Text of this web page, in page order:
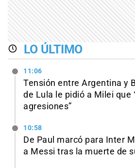
LO ÚLTIMO
11:06
Tensión entre Argentina y
de Lula le pidió a Milei que
agresiones”
10:58
De Paul marcó para Inter
a Messi tras la muerte de